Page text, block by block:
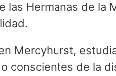
las Hermanas de la
Mercyhurst,
conscientes de la